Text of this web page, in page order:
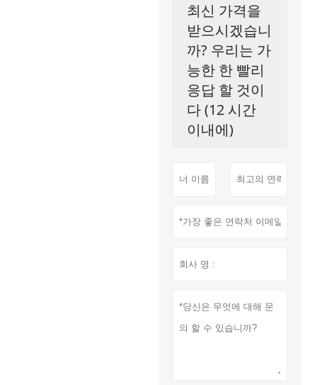
최신 가격을
받으시겠습니
까? 우리는 가
능한 한 빨리
응답 할 것이
다 (12 시간
이내에)